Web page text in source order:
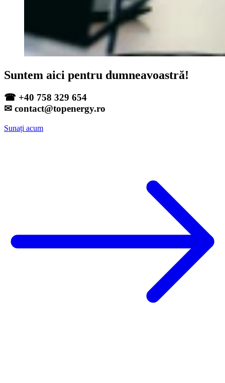
Suntem aici pentru dumneavoastră!
☎ +40 758 329 654
✉ contact@topenergy.ro
Sunați acum